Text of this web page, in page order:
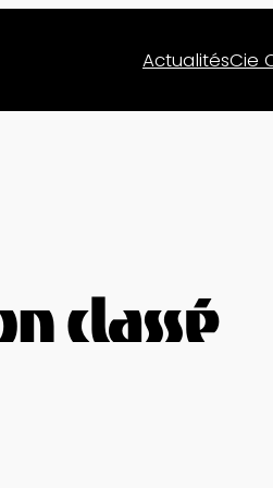
ActualitésCie
classé